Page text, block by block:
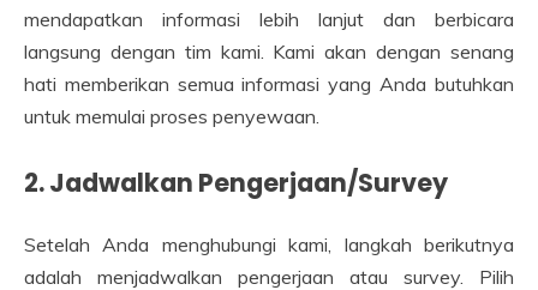
mendapatkan informasi lebih lanjut dan berbicara
langsung dengan tim kami. Kami akan dengan senang
hati memberikan semua informasi yang Anda butuhkan
untuk memulai proses penyewaan.
2. Jadwalkan Pengerjaan/Survey
Setelah Anda menghubungi kami, langkah berikutnya
adalah menjadwalkan pengerjaan atau survey. Pilih